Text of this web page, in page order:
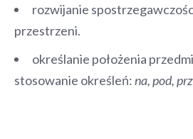
rozwijanie
przestrzeni.
określanie położenia
stosowanie określeń:na, pod,